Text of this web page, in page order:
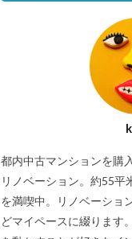
都内中古マンションを購
リノベーション。約55平
を満喫中。リノベーショ
どマイペースに綴ります